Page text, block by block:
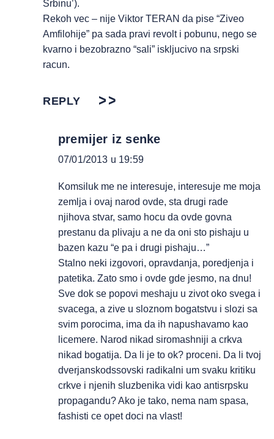
Srbinu’).
Rekoh vec – nije Viktor TERAN da pise “Ziveo
Amfilohije” pa sada pravi revolt i pobunu, nego se
kvarno i bezobrazno “sali” iskljucivo na srpski
racun.
REPLY
premijer iz senke
07/01/2013 u 19:59
Komsiluk me ne interesuje, interesuje me moja
zemlja i ovaj narod ovde, sta drugi rade
njihova stvar, samo hocu da ovde govna
prestanu da plivaju a ne da oni sto pishaju u
bazen kazu “e pa i drugi pishaju…”
Stalno neki izgovori, opravdanja, poredjenja i
patetika. Zato smo i ovde gde jesmo, na dnu!
Sve dok se popovi meshaju u zivot oko svega i
svacega, a zive u sloznom bogatstvu i slozi sa
svim porocima, ima da ih napushavamo kao
licemere. Narod nikad siromashniji a crkva
nikad bogatija. Da li je to ok? proceni. Da li tvoj
dverjanskodssovski radikalni um svaku kritiku
crkve i njenih sluzbenika vidi kao antisrpsku
propagandu? Ako je tako, nema nam spasa,
fashisti ce opet doci na vlast!